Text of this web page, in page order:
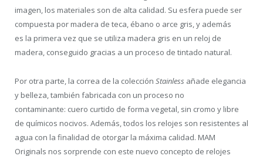
imagen, los materiales son de alta calidad. Su esfera puede ser
compuesta por madera de teca, ébano o arce gris, y además
es la primera vez que se utiliza madera gris en un reloj de
madera, conseguido gracias a un proceso de tintado natural.
Por otra parte, la correa de la colección Stainless añade elegancia
y belleza, también fabricada con un proceso no
contaminante: cuero curtido de forma vegetal, sin cromo y libre
de químicos nocivos. Además, todos los relojes son resistentes al
agua con la finalidad de otorgar la máxima calidad. MAM
Originals nos sorprende con este nuevo concepto de relojes